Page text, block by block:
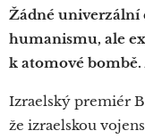
Žádné univerzální
humanismu, ale
k atomové
Izraelský premiér
že izraelskou